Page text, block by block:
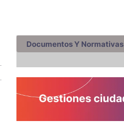
Documentos Y Normativas